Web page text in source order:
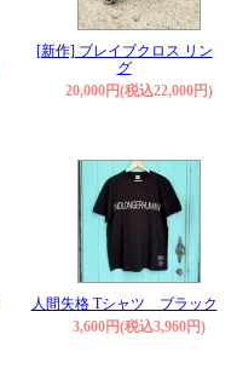
[新作] ブレイブクロス リン
グ
20,000円(税込22,000円)
人間失格 Tシャツ ブラック
3,600円(税込3,960円)